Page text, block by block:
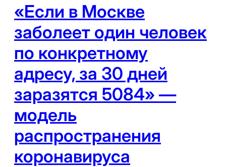
«Если в Москве
заболеет один человек
по конкретному
адресу, за 30 дней
заразятся 5084» —
модель
распространения
коронавируса